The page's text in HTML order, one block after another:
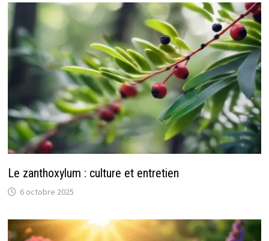
Le zanthoxylum : culture et entretien
6 octobre 2025